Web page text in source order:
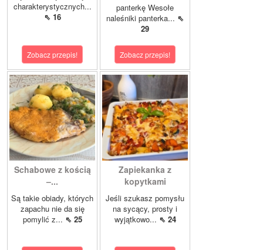
charakterystycznych...
⇖ 16
Zobacz przepis!
panterkę Wesołe
naleśniki panterka... ⇖
29
Zobacz przepis!
Schabowe z kością
–...
Są takie obiady, których
zapachu nie da się
pomylić z... ⇖ 25
Zapiekanka z
kopytkami
Jeśli szukasz pomysłu
na sycący, prosty i
wyjątkowo... ⇖ 24